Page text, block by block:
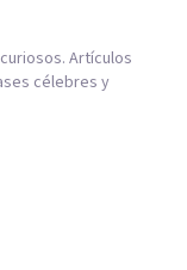
Artículos
célebres y